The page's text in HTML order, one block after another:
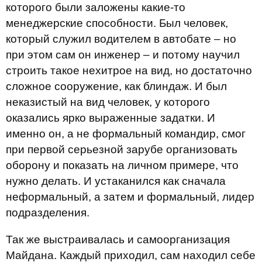
которого были заложены какие-то
менеджерские способности. Был человек,
который служил водителем в автобате – но
при этом сам он инженер – и потому научил
строить такое нехитрое на вид, но достаточно
сложное сооружение, как блиндаж. И был
неказистый на вид человек, у которого
оказались ярко выраженные задатки. И
именно он, а не формальный командир, смог
при первой серьезной зарубе организовать
оборону и показать на личном примере, что
нужно делать. И устаканился как сначала
неформальный, а затем и формальный, лидер
подразделения.
Так же выстраивалась и самоорганизация
Майдана. Каждый приходил, сам находил себе